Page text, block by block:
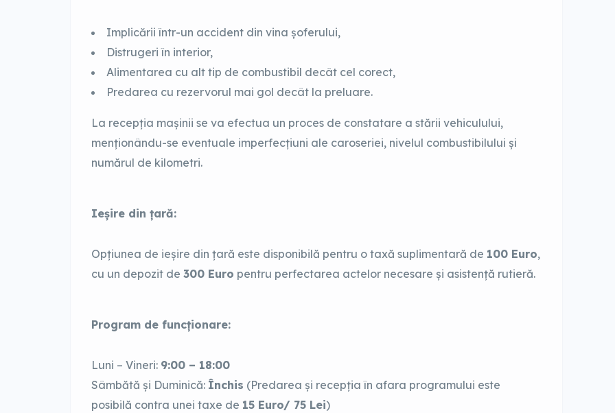
Implicării într-un accident din vina șoferului,
Distrugeri în interior,
Alimentarea cu alt tip de combustibil decât cel corect,
Predarea cu rezervorul mai gol decât la preluare.
La recepția mașinii se va efectua un proces de constatare a stării vehiculului,
menționându-se eventuale imperfecțiuni ale caroseriei, nivelul combustibilului și
numărul de kilometri.
Ieșire din țară:
Opțiunea de ieșire din țară este disponibilă pentru o taxă suplimentară de 100 Euro,
cu un depozit de 300 Euro pentru perfectarea actelor necesare și asistență rutieră.
Program de funcționare:
Luni – Vineri: 9:00 – 18:00
Sâmbătă și Duminică: Închis (Predarea și recepția în afara programului este
posibilă contra unei taxe de 15 Euro/ 75 Lei)